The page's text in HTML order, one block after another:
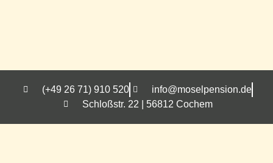
(+49 26 71) 910 520
info@moselpension.de
Schloßstr. 22 | 56812 Cochem